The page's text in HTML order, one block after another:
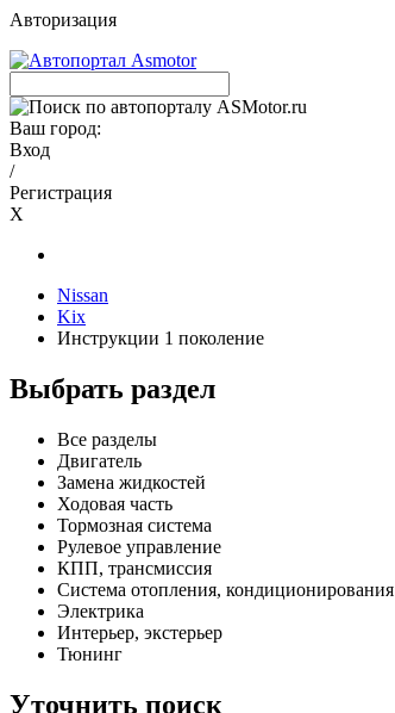
Авторизация
Ваш город:
Вход
/
Регистрация
X
Nissan
Kix
Инструкции 1 поколение
Выбрать раздел
Все разделы
Двигатель
Замена жидкостей
Ходовая часть
Тормозная система
Рулевое управление
КПП, трансмиссия
Система отопления, кондиционирования
Электрика
Интерьер, экстерьер
Тюнинг
Уточнить поиск